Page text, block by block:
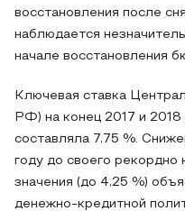
восстановления после
наблюдается
начале восстановления
Ключевая ставка
РФ) на конец 2017 и 2018
составляла 7,75 %.
году до своего рекордно
значения (до 4,25 %)
денежно-кредитной